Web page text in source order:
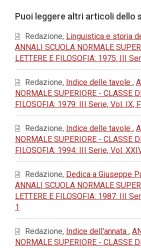
dell'articolo
Puoi leggere altri articoli dello
Redazione, Linguistica e storia
ANNALI SCUOLA NORMALE
LETTERE E FILOSOFIA: 1975: III
Redazione, Indice delle tavole ,
NORMALE SUPERIORE - CLASSE
FILOSOFIA: 1979: III Serie, Vol. IX,
Redazione, Indice delle tavole ,
NORMALE SUPERIORE - CLASSE
FILOSOFIA: 1994: III Serie, Vol.
Redazione, Dedica a Giuseppe
ANNALI SCUOLA NORMALE
LETTERE E FILOSOFIA: 1987: III
1
Redazione, Indice dell'annata ,
NORMALE SUPERIORE - CLASSE